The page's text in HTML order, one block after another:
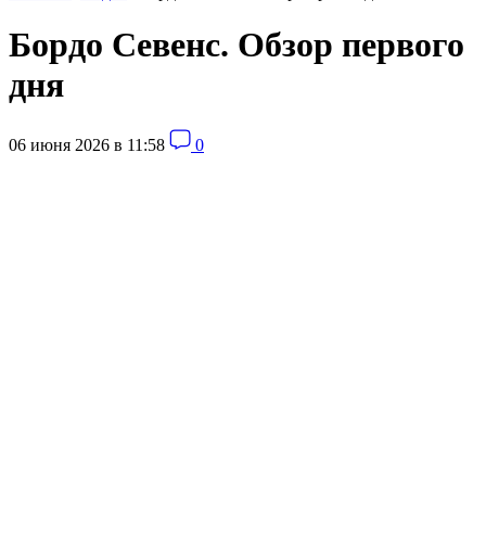
Бордо Севенс. Обзор первого
дня
06 июня 2026 в 11:58 0